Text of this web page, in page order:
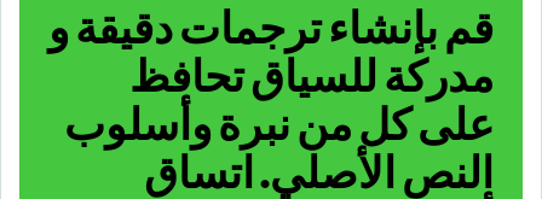
قم بإنشاء ترجمات دقيقة و
مدركة للسياق تحافظ
على كل من نبرة وأسلوب
النص الأصلي.اتساق